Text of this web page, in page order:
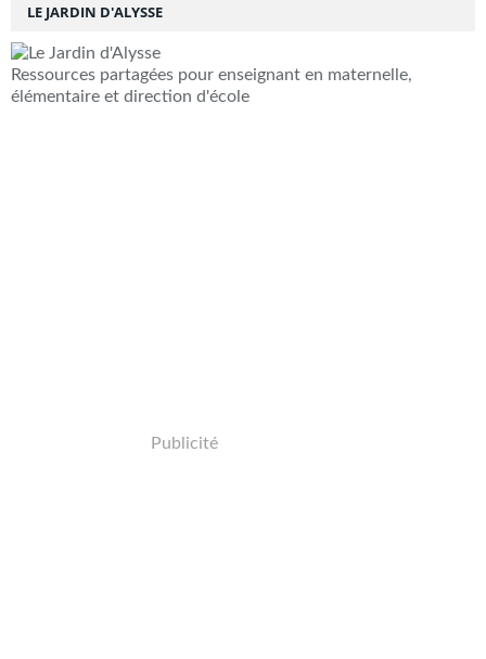
LE JARDIN D'ALYSSE
Ressources partagées pour enseignant en maternelle,
élémentaire et direction d'école
Publicité